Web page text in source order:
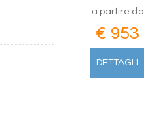
a partire da
€ 953
DETTAGLI